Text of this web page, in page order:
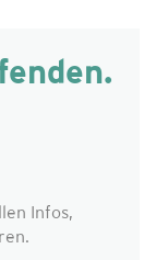
Infos,